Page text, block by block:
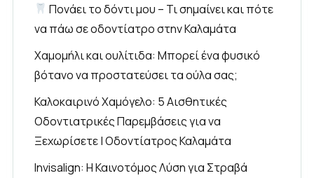
Πονάει το δόντι μου – Τι σημαίνει και πότε
να πάω σε οδοντίατρο στην Καλαμάτα
Χαμομήλι και ουλίτιδα: Μπορεί ένα φυσικό
βότανο να προστατεύσει τα ούλα σας;
Καλοκαιρινό Χαμόγελο: 5 Αισθητικές
Οδοντιατρικές Παρεμβάσεις για να
Ξεχωρίσετε | Οδοντίατρος Καλαμάτα
Invisalign: Η Καινοτόμος Λύση για Στραβά